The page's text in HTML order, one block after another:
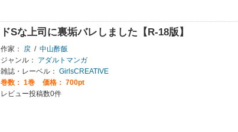
ドSな上司に裏垢バレしました【R-18版】
作家： 戻 / 中山酢飯
ジャンル：
アダルトマンガ
雑誌・レーベル： GirlsCREATIVE
巻数： 1巻
価格： 700pt
レビュー投稿数0件